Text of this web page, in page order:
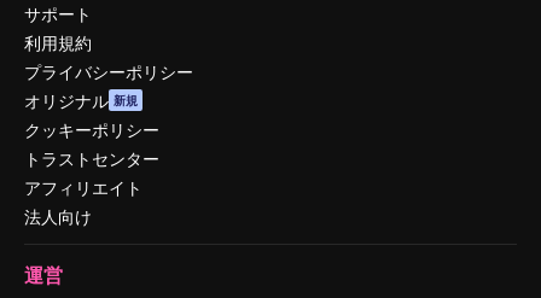
サポート
利用規約
プライバシーポリシー
オリジナル 新規
クッキーポリシー
トラストセンター
アフィリエイト
法人向け
運営